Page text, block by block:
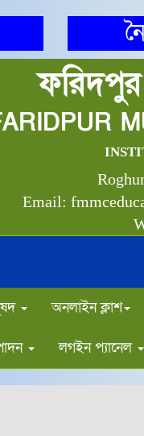
Email:
অনলাইন ক্লাশ
লগইন প্যানেল